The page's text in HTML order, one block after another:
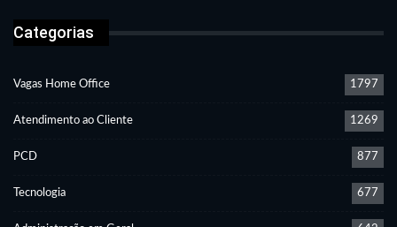
Categorias
Vagas Home Office 1797
Atendimento ao Cliente 1269
PCD 877
Tecnologia 677